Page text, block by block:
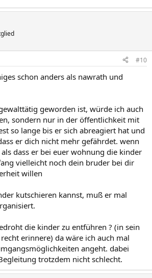
#10
schon anders als nawrath und
geworden ist, würde ich auch
sondern nur in der öffentlichkeit mit
so lange bis er sich abreagiert hat und
er dich nicht mehr gefährdet. wenn
dass er bei euer wohnung die kinder
vielleicht noch dein bruder bei dir
willen
kutschieren kannst, muß er mal
die kinder zu entführen ? (in sein
erinnere) da wäre ich auch mal
angeht. dabei
trotzdem nicht schlecht.